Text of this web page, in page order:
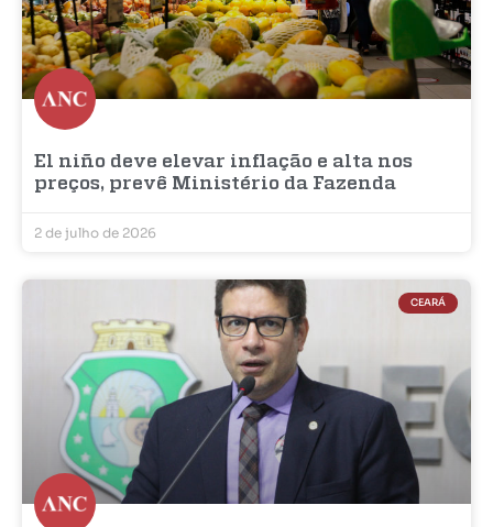
El niño deve elevar inflação e alta nos
preços, prevê Ministério da Fazenda
2 de julho de 2026
CEARÁ